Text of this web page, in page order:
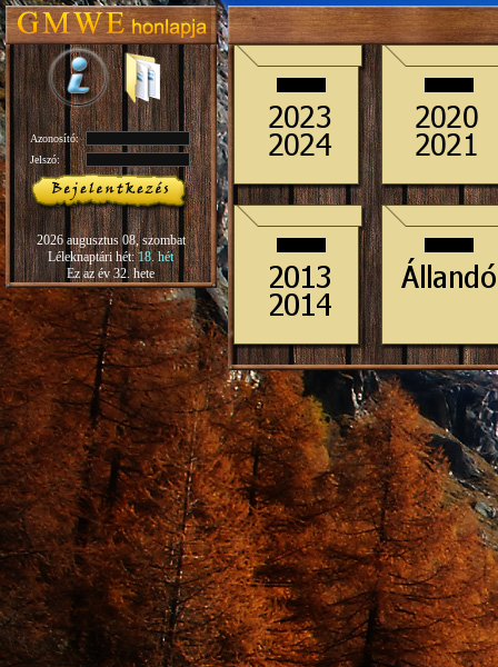
Azonosító:
Jelszó:
2026 augusztus 08, szombat
Léleknaptári hét:18. hét
Ez az év 32. hete